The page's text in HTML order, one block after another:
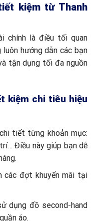
kiệm từ Thanh
chính là điều tối quan
luôn hướng dẫn các bạn
tận dụng tối đa nguồn
kiệm chi tiêu hiệu
tiết từng khoản mục:
Điều này giúp bạn dễ
các đợt khuyến mãi tại
dụng đồ second-hand
áo.